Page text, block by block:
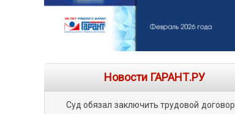
Новости ГАРАНТ.РУ
Суд обязал заключить трудовой